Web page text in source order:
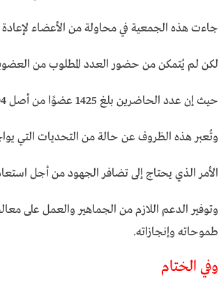
جاءت هذه الجمعية في محاولة من الأعضاء لإعادة
لكن لم يُتمكن من حضور العدد المطلوب من
حيث إن عدد الحاضرين بلغ 1425 عضوًا من أصل 6004 أعضاء يحق لهم التصويت.
وتُعبر هذه الظروف عن حالة من التحديات التي
الأمر الذي يحتاج إلى تضافر الجهود من أجل
وتوفير الدعم اللازم من الجماهير والعمل على
طموحاته وإنجازاته.
وفي الختام